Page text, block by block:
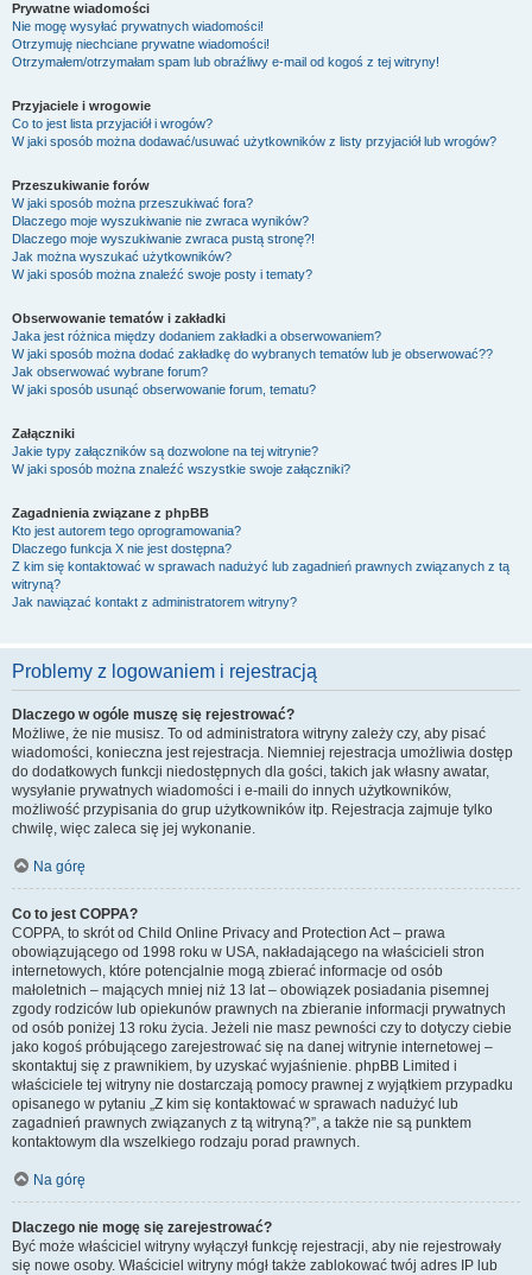
Prywatne wiadomości
Nie mogę wysyłać prywatnych wiadomości!
Otrzymuję niechciane prywatne wiadomości!
Otrzymałem/otrzymałam spam lub obraźliwy e-mail od kogoś z tej witryny!
Przyjaciele i wrogowie
Co to jest lista przyjaciół i wrogów?
W jaki sposób można dodawać/usuwać użytkowników z listy przyjaciół lub wrogów?
Przeszukiwanie forów
W jaki sposób można przeszukiwać fora?
Dlaczego moje wyszukiwanie nie zwraca wyników?
Dlaczego moje wyszukiwanie zwraca pustą stronę?!
Jak można wyszukać użytkowników?
W jaki sposób można znaleźć swoje posty i tematy?
Obserwowanie tematów i zakładki
Jaka jest różnica między dodaniem zakładki a obserwowaniem?
W jaki sposób można dodać zakładkę do wybranych tematów lub je obserwować??
Jak obserwować wybrane forum?
W jaki sposób usunąć obserwowanie forum, tematu?
Załączniki
Jakie typy załączników są dozwolone na tej witrynie?
W jaki sposób można znaleźć wszystkie swoje załączniki?
Zagadnienia związane z phpBB
Kto jest autorem tego oprogramowania?
Dlaczego funkcja X nie jest dostępna?
Z kim się kontaktować w sprawach nadużyć lub zagadnień prawnych związanych z tą
witryną?
Jak nawiązać kontakt z administratorem witryny?
Problemy z logowaniem i rejestracją
Dlaczego w ogóle muszę się rejestrować?
Możliwe, że nie musisz. To od administratora witryny zależy czy, aby pisać
wiadomości, konieczna jest rejestracja. Niemniej rejestracja umożliwia dostęp
do dodatkowych funkcji niedostępnych dla gości, takich jak własny awatar,
wysyłanie prywatnych wiadomości i e-maili do innych użytkowników,
możliwość przypisania do grup użytkowników itp. Rejestracja zajmuje tylko
chwilę, więc zaleca się jej wykonanie.
Na górę
Co to jest COPPA?
COPPA, to skrót od Child Online Privacy and Protection Act – prawa
obowiązującego od 1998 roku w USA, nakładającego na właścicieli stron
internetowych, które potencjalnie mogą zbierać informacje od osób
małoletnich – mających mniej niż 13 lat – obowiązek posiadania pisemnej
zgody rodziców lub opiekunów prawnych na zbieranie informacji prywatnych
od osób poniżej 13 roku życia. Jeżeli nie masz pewności czy to dotyczy ciebie
jako kogoś próbującego zarejestrować się na danej witrynie internetowej –
skontaktuj się z prawnikiem, by uzyskać wyjaśnienie. phpBB Limited i
właściciele tej witryny nie dostarczają pomocy prawnej z wyjątkiem przypadku
opisanego w pytaniu „Z kim się kontaktować w sprawach nadużyć lub
zagadnień prawnych związanych z tą witryną?”, a także nie są punktem
kontaktowym dla wszelkiego rodzaju porad prawnych.
Na górę
Dlaczego nie mogę się zarejestrować?
Być może właściciel witryny wyłączył funkcję rejestracji, aby nie rejestrowały
się nowe osoby. Właściciel witryny mógł także zablokować twój adres IP lub